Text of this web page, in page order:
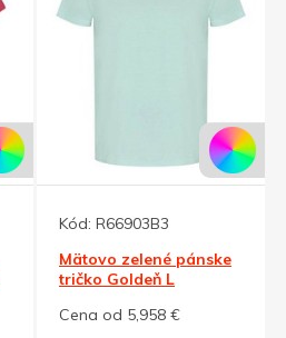
Kód: R66903B3
Mätovo zelené pánske
tričko Goldeň L
Cena od 5,958 €